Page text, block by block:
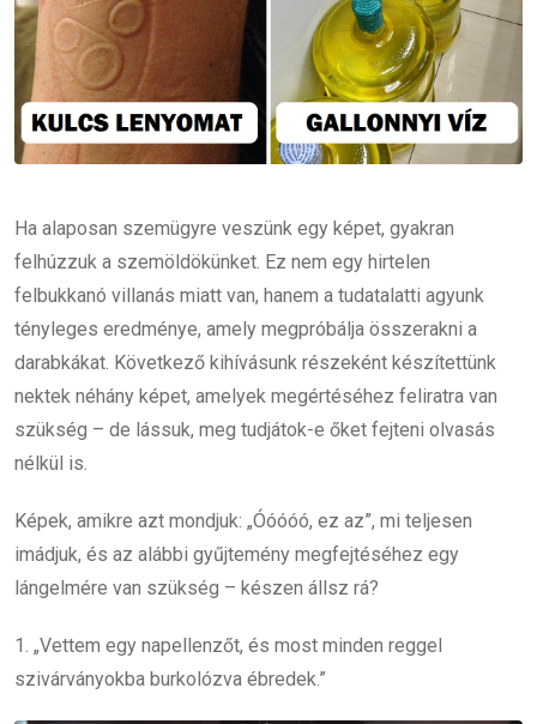
Ha alaposan szemügyre veszünk egy képet, gyakran
felhúzzuk a szemöldökünket. Ez nem egy hirtelen
felbukkanó villanás miatt van, hanem a tudatalatti agyunk
tényleges eredménye, amely megpróbálja összerakni a
darabkákat. Következő kihívásunk részeként készítettünk
nektek néhány képet, amelyek megértéséhez feliratra van
szükség – de lássuk, meg tudjátok-e őket fejteni olvasás
nélkül is.
Képek, amikre azt mondjuk: „Óóóóó, ez az”, mi teljesen
imádjuk, és az alábbi gyűjtemény megfejtéséhez egy
lángelmére van szükség – készen állsz rá?
1. „Vettem egy napellenzőt, és most minden reggel
szivárványokba burkolózva ébredek.”